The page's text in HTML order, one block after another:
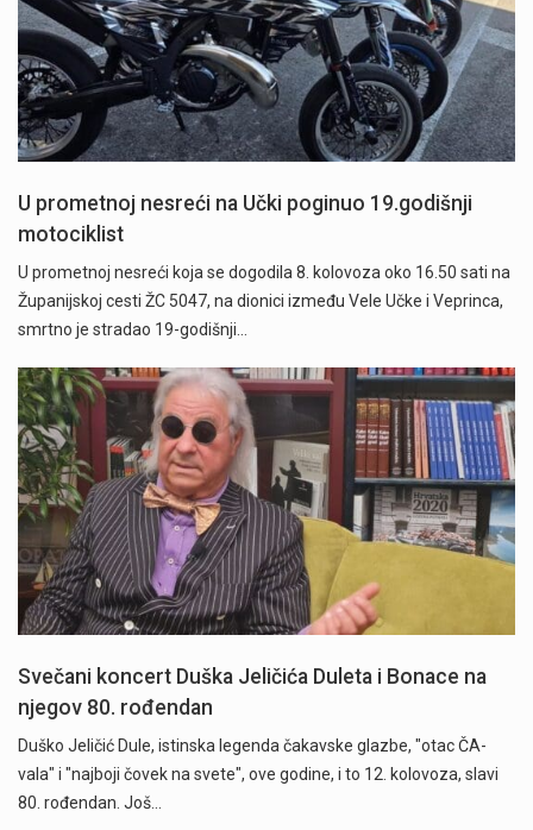
U prometnoj nesreći na Učki poginuo 19.godišnji
motociklist
U prometnoj nesreći koja se dogodila 8. kolovoza oko 16.50 sati na
Županijskoj cesti ŽC 5047, na dionici između Vele Učke i Veprinca,
smrtno je stradao 19-godišnji…
Svečani koncert Duška Jeličića Duleta i Bonace na
njegov 80. rođendan
Duško Jeličić Dule, istinska legenda čakavske glazbe, "otac ČA-
vala" i "najboji čovek na svete", ove godine, i to 12. kolovoza, slavi
80. rođendan. Još…